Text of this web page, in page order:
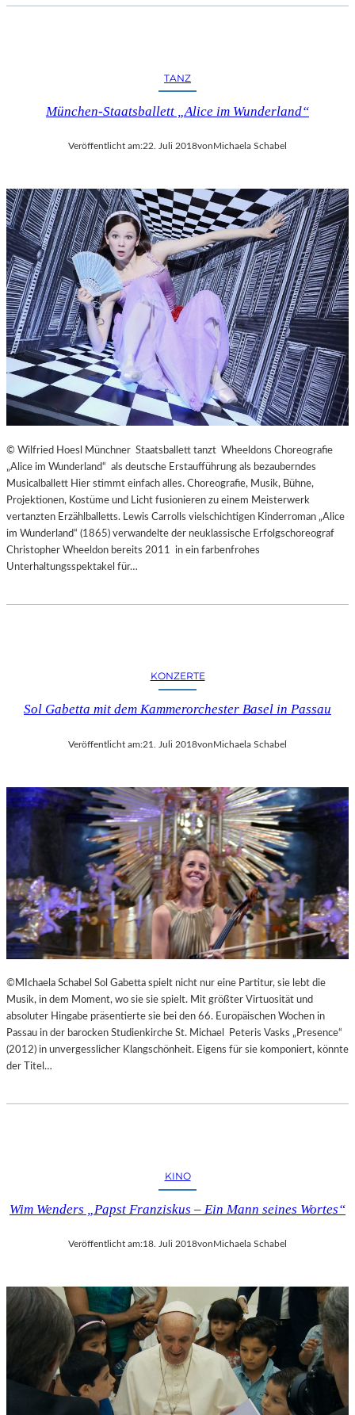
TANZ
München-Staatsballett „Alice im Wunderland“
Veröffentlicht am:22. Juli 2018vonMichaela Schabel
© Wilfried Hoesl Münchner Staatsballett tanzt Wheeldons Choreografie
„Alice im Wunderland“ als deutsche Erstaufführung als bezauberndes
Musicalballett Hier stimmt einfach alles. Choreografie, Musik, Bühne,
Projektionen, Kostüme und Licht fusionieren zu einem Meisterwerk
vertanzten Erzählballetts. Lewis Carrolls vielschichtigen Kinderroman „Alice
im Wunderland“ (1865) verwandelte der neuklassische Erfolgschoreograf
Christopher Wheeldon bereits 2011 in ein farbenfrohes
Unterhaltungsspektakel für…
KONZERTE
Sol Gabetta mit dem Kammerorchester Basel in Passau
Veröffentlicht am:21. Juli 2018vonMichaela Schabel
©MIchaela Schabel Sol Gabetta spielt nicht nur eine Partitur, sie lebt die
Musik, in dem Moment, wo sie sie spielt. Mit größter Virtuosität und
absoluter Hingabe präsentierte sie bei den 66. Europäischen Wochen in
Passau in der barocken Studienkirche St. Michael Peteris Vasks „Presence“
(2012) in unvergesslicher Klangschönheit. Eigens für sie komponiert, könnte
der Titel…
KINO
Wim Wenders „Papst Franziskus – Ein Mann seines Wortes“
Veröffentlicht am:18. Juli 2018vonMichaela Schabel